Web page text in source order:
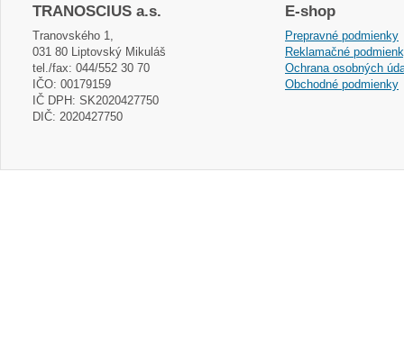
TRANOSCIUS a.s.
Tranovského 1,
031 80 Liptovský Mikuláš
tel./fax: 044/552 30 70
IČO: 00179159
IČ DPH: SK2020427750
DIČ: 2020427750
E-shop
Prepravné podmienky
Reklamačné
Ochrana osobných
Obchodné podmienky